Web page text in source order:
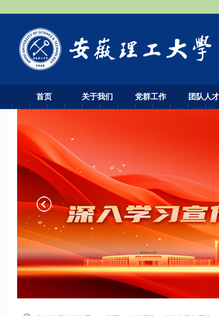
首页 关于我们 党群工作 团队人才